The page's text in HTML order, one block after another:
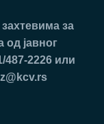
зa
oд jaвнoг
487-2226 или